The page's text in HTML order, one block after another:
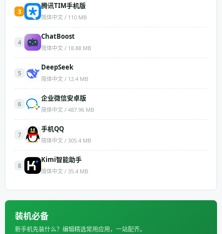
3
腾讯TIM手机版
简体中文 / 110 MB
4
ChatBoost
简体中文 / 18.88 MB
5
DeepSeek
简体中文 / 12.4 MB
6
企业微信安卓版
简体中文 / 487.96 MB
7
手机QQ
简体中文 / 305.4 MB
8
Kimi智能助手
简体中文 / 35.4 MB
装机必备
新手机先装什么？编辑精选常用应用，一站配齐。